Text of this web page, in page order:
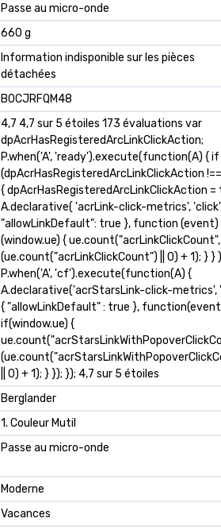
‎Passe au micro-onde
‎660 g
‎Information indisponible sur les pièces
détachées
B0CJRFQM48
4,7 4,7 sur 5 étoiles 173 évaluations var
dpAcrHasRegisteredArcLinkClickAction;
P.when('A', 'ready').execute(function(A) { if
(dpAcrHasRegisteredArcLinkClickAction
{ dpAcrHasRegisteredArcLinkClickAction =
A.declarative( 'acrLink-click-metrics',
"allowLinkDefault": true }, function
(window.ue) { ue.count("acrLinkClickCount",
(ue.count("acrLinkClickCount") || 0) + 1); } }
P.when('A', 'cf').execute(function(A) {
A.declarative('acrStarsLink-click-metrics',
{ "allowLinkDefault" : true },
if(window.ue) {
|| 0) + 1); } }); }); 4,7 sur 5 étoiles
Berglander
1. Couleur Mutil
Passe au micro-onde
Moderne
Vacances